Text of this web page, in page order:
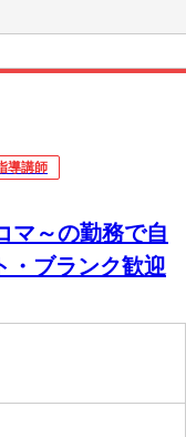
導講師
マ～の勤務で自
ブランク歓迎